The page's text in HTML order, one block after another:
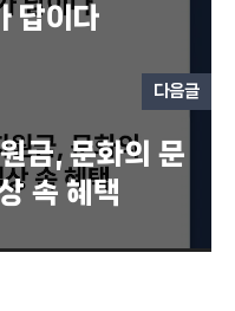
답이다
다음글
금, 문화의 문
속 혜택